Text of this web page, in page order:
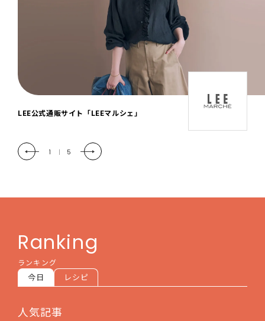
「LEE DAYS」本物志向にときめく。大人カ
2 | 5
Ranking
ランキング
今日 レシピ
人気記事